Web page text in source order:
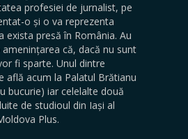
profesiei de jurnalist, pe
o și o va reprezenta
exista presă în România. Au
că, dacă nu sunt
fi sparte. Unul dintre
află acum la Palatul Brătianu
bucurie) iar celelalte două
de studioul din Iași al
Plus.